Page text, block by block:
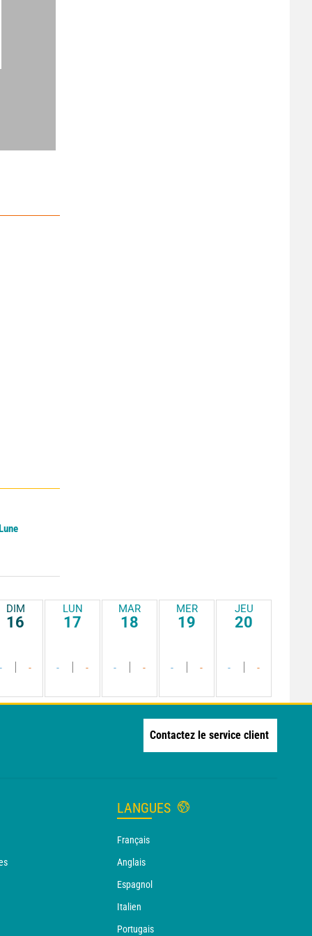
DIM
16
-
LUN
17
- -
MAR
18
- -
MER
19
- -
JEU
20
- -
Contactez le service client
LANGUES
Français
Anglais
Espagnol
Italien
Portugais